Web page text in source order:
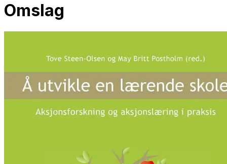
Omslag